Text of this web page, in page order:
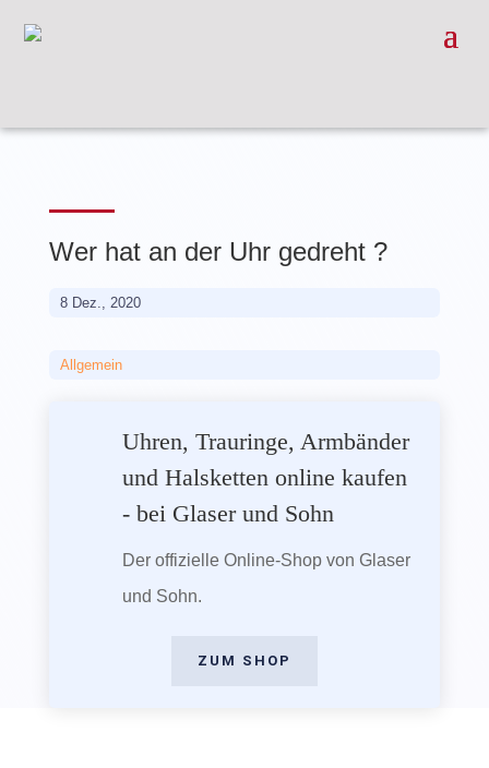
Wer hat an der Uhr gedreht ?
8 Dez., 2020
Allgemein
Uhren, Trauringe, Armbänder
und Halsketten online kaufen
- bei Glaser und Sohn
Der offizielle Online-Shop von Glaser
und Sohn.
ZUM SHOP